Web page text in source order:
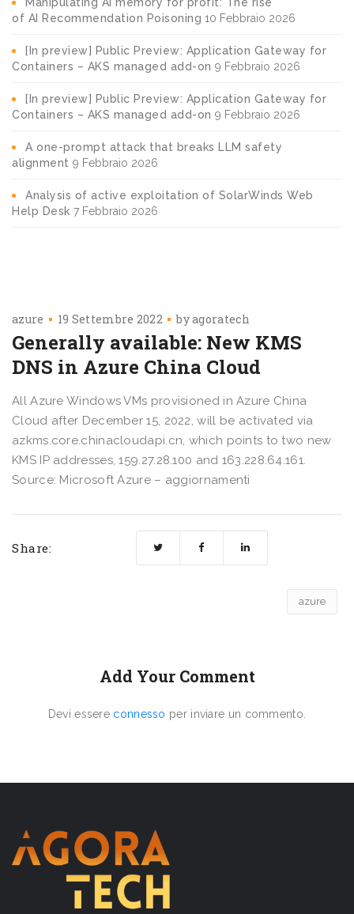
of AI Recommendation Poisoning 10 Febbraio 2026
[In preview] Public Preview: Application Gateway for
Containers – AKS managed add-on 9 Febbraio 2026
[In preview] Public Preview: Application Gateway for
Containers – AKS managed add-on 9 Febbraio 2026
A one-prompt attack that breaks LLM safety
alignment 9 Febbraio 2026
Analysis of active exploitation of SolarWinds Web
Help Desk 7 Febbraio 2026
azure 19 Settembre 2022 byagoratech
Generally available: New KMS
DNS in Azure China Cloud
All Azure Windows VMs provisioned in Azure China
Cloud after December 15, 2022, will be activated via
azkms.core.chinacloudapi.cn, which points to two new
KMS IP addresses, 159.27.28.100 and 163.228.64.161.
Source: Microsoft Azure – aggiornamenti
Share:
azure
Add Your Comment
Devi essere connesso per inviare un commento.